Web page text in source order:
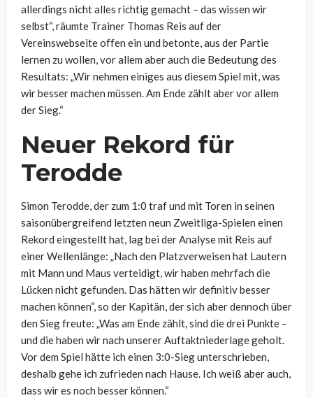
allerdings nicht alles richtig gemacht – das wissen wir
selbst“, räumte Trainer Thomas Reis auf der
Vereinswebseite offen ein und betonte, aus der Partie
lernen zu wollen, vor allem aber auch die Bedeutung des
Resultats: „Wir nehmen einiges aus diesem Spiel mit, was
wir besser machen müssen. Am Ende zählt aber vor allem
der Sieg.“
Neuer Rekord für
Terodde
Simon Terodde, der zum 1:0 traf und mit Toren in seinen
saisonübergreifend letzten neun Zweitliga-Spielen einen
Rekord eingestellt hat, lag bei der Analyse mit Reis auf
einer Wellenlänge: „Nach den Platzverweisen hat Lautern
mit Mann und Maus verteidigt, wir haben mehrfach die
Lücken nicht gefunden. Das hätten wir definitiv besser
machen können“, so der Kapitän, der sich aber dennoch über
den Sieg freute: „Was am Ende zählt, sind die drei Punkte –
und die haben wir nach unserer Auftaktniederlage geholt.
Vor dem Spiel hätte ich einen 3:0-Sieg unterschrieben,
deshalb gehe ich zufrieden nach Hause. Ich weiß aber auch,
dass wir es noch besser können.“